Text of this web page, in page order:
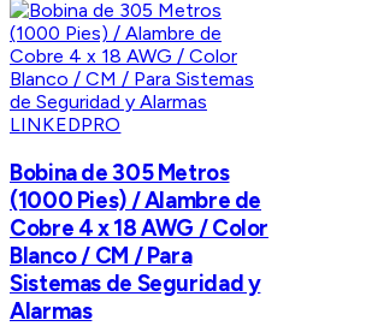
LINKEDPRO
Bobina de 305 Metros
(1000 Pies) / Alambre de
Cobre 4 x 18 AWG / Color
Blanco / CM / Para
Sistemas de Seguridad y
Alarmas